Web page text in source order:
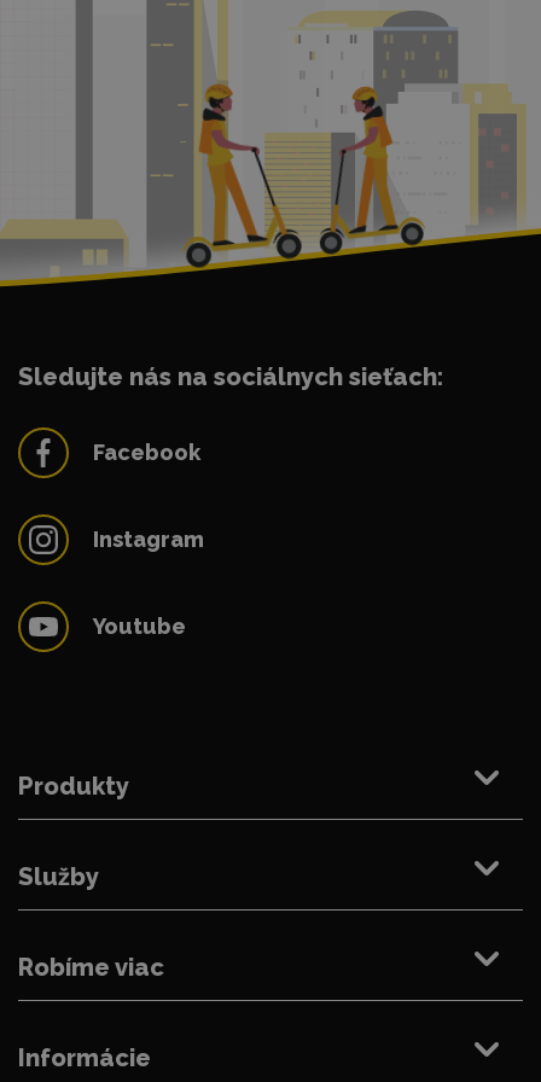
Sledujte nás na sociálnych sieťach:
Facebook
Instagram
Youtube
Produkty
Služby
Robíme viac
Informácie